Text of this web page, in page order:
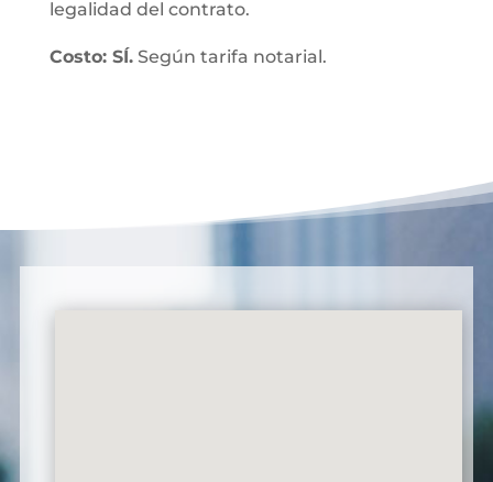
legalidad del contrato.
Costo: SÍ.Según tarifa notarial.